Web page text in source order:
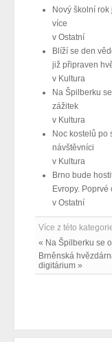
Nový školní
více
v Ostatní
Blíží se den
již připraven
v Kultura
Na Špilberku
zážitek
v Kultura
Noc kostelů po
návštěvníci
v Kultura
Brno bude
Evropy.
v Ostatní
Více z této
« Na Špilberku se
Brněnská
digitárium »